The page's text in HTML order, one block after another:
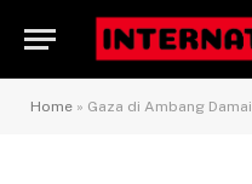
Home » Gaza di Ambang Damai?